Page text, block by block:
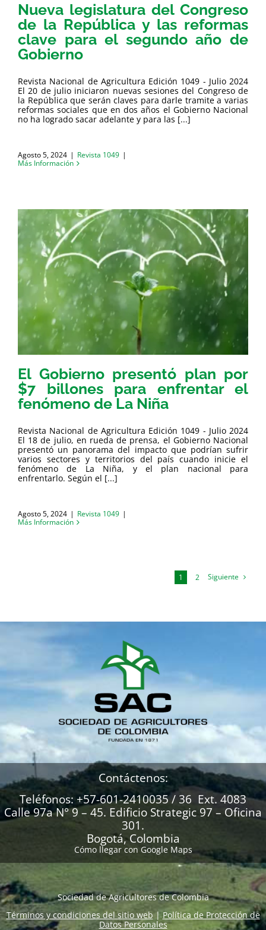
Nueva legislatura del Congreso
de la República y las reformas
clave para el segundo año de
Gobierno
Revista Nacional de Agricultura Edición 1049 - Julio 2024
El 20 de julio iniciaron nuevas sesiones del Congreso de
la República que serán claves para darle tramite a varias
reformas sociales que en dos años el Gobierno Nacional
no ha logrado sacar adelante y para las [...]
Agosto 5, 2024 | Revista 1049 |
Más Información
El Gobierno presentó plan por
$7 billones para enfrentar el
fenómeno de La Niña
Revista Nacional de Agricultura Edición 1049 - Julio 2024
El 18 de julio, en rueda de prensa, el Gobierno Nacional
presentó un panorama del impacto que podrían sufrir
varios sectores y territorios del país cuando inicie el
fenómeno de La Niña, y el plan nacional para
enfrentarlo. Según el [...]
Agosto 5, 2024 | Revista 1049 |
Más Información
1 2 Siguiente
Contáctenos:
Teléfonos: +57-601-2410035 / 36 Ext. 4083
Calle 97a N° 9 – 45. Edificio Strategic 97 – Oficina
301.
Bogotá, Colombia
Cómo llegar con Google Maps
Sociedad de Agricultores de Colombia
Términos y condiciones del sitio web|Política de Protección de
Datos Personales